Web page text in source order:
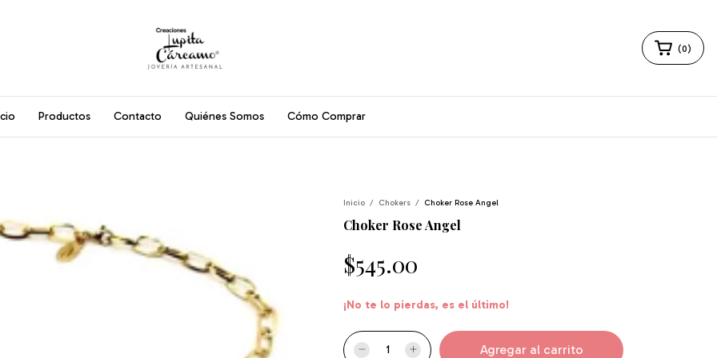
(0)
Productos Contacto Quiénes Somos Cómo Comprar
Inicio / Chokers / Choker Rose Angel
Choker Rose Angel
$545.00
¡No te lo pierdas, es el último!